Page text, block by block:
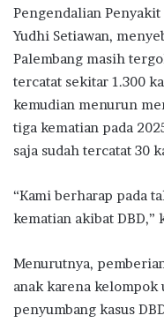
Pengendalian Penyakit
Yudhi Setiawan,
Palembang masih
tercatat sekitar 1.300
kemudian menurun
tiga kematian pada
saja sudah tercatat 30
“Kami berharap pada
kematian akibat DBD,”
Menurutnya,
anak karena
penyumbang kasus